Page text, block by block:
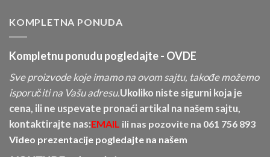
KOMPLETNA PONUDA
Kompletnu ponudu pogledajte - OVDE
Sve proizvode koje imamo na ovom sajtu, takođe možemo
isporučiti na Vašu adresu.Ukoliko niste sigurni koja je
cena, ili ne uspevate pronaći artikal na našem sajtu,
kontaktirajte nas:EMAIL ili nas pozovite na 061 756 893
Video prezentacije pogledajte na našem